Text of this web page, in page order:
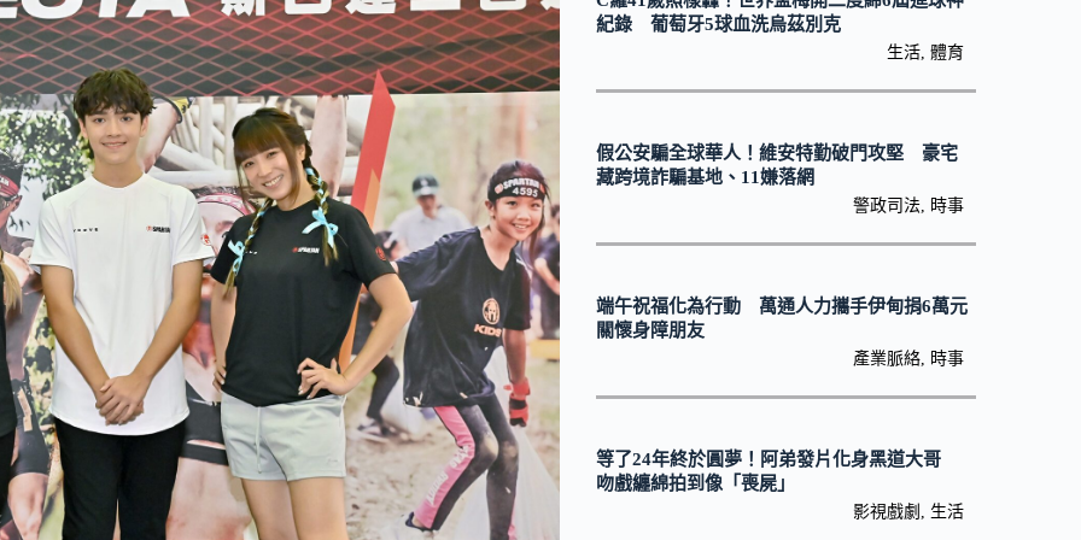
紀錄 葡萄牙5球血洗烏茲別克
生活, 體育
假公安騙全球華人！維安特勤破門攻堅 豪宅
藏跨境詐騙基地、11嫌落網
警政司法, 時事
端午祝福化為行動 萬通人力攜手伊甸捐6萬元
關懷身障朋友
產業脈絡, 時事
等了24年終於圓夢！阿弟發片化身黑道大哥
吻戲纏綿拍到像「喪屍」
影視戲劇 , 生活